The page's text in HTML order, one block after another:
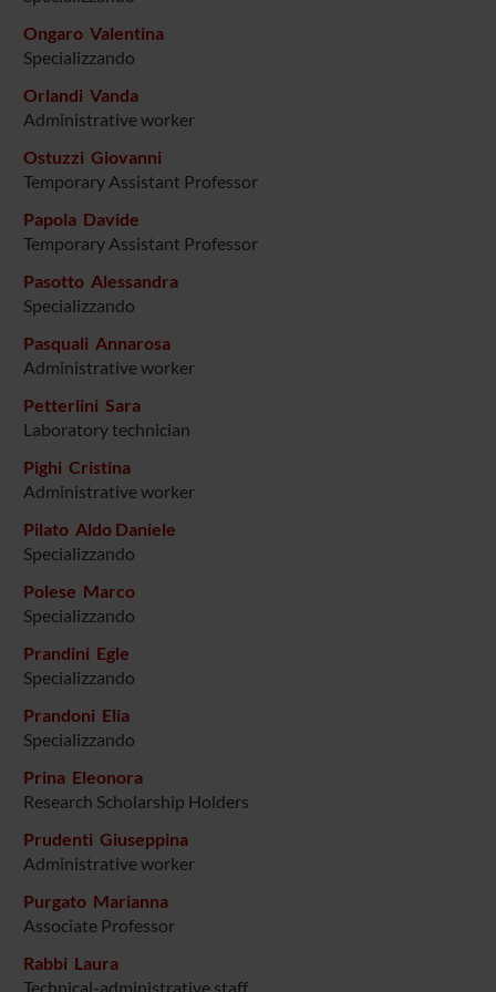
Ongaro Valentina
Specializzando
Orlandi Vanda
Administrative worker
Ostuzzi Giovanni
Temporary Assistant Professor
Papola Davide
Temporary Assistant Professor
Pasotto Alessandra
Specializzando
Pasquali Annarosa
Administrative worker
Petterlini Sara
Laboratory technician
Pighi Cristina
Administrative worker
Pilato Aldo Daniele
Specializzando
Polese Marco
Specializzando
Prandini Egle
Specializzando
Prandoni Elia
Specializzando
Prina Eleonora
Research Scholarship Holders
Prudenti Giuseppina
Administrative worker
Purgato Marianna
Associate Professor
Rabbi Laura
Technical-administrative staff